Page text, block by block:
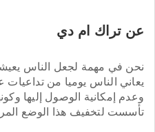
عن تراك ام دي
نحن في مهمة لجعل الناس
يعاني الناس يوميا من تداعيات
وعدم إمكانية الوصول إليها
تأسست لتخفيف هذا الوضع